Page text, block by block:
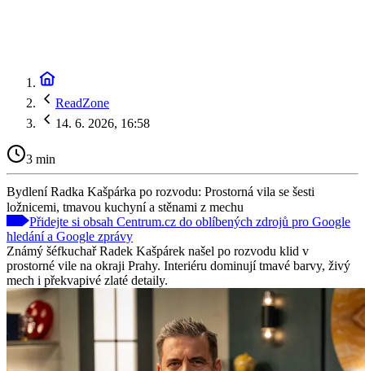
ReadZone
14. 6. 2026, 16:58
3 min
Bydlení Radka Kašpárka po rozvodu: Prostorná vila se šesti
ložnicemi, tmavou kuchyní a stěnami z mechu
Přidejte si obsah Centrum.cz do oblíbených zdrojů pro Google
hledání a Google zprávy
Známý šéfkuchař Radek Kašpárek našel po rozvodu klid v
prostorné vile na okraji Prahy. Interiéru dominují tmavé barvy, živý
mech i překvapivé zlaté detaily.